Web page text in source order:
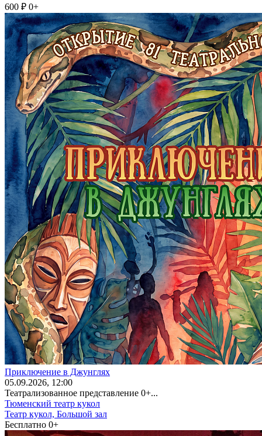
600 ₽ 0+
Приключение в Джунглях
05.09.2026, 12:00
Театрализованное представление 0+...
Тюменский театр кукол
Театр кукол, Большой зал
Бесплатно 0+